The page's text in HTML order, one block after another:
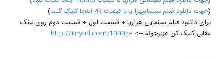
(جهت دانلود فیلم سینماییهزا پا با کیفیت 4k اینجا کلیک کنید
)
برای دانلود فیلم سینمایی هزارپا + قسمت اول + قسمت دوم روی لینک
مقابل کلیک کن عزیزجونم --> http://tinyurl.com/1000pa